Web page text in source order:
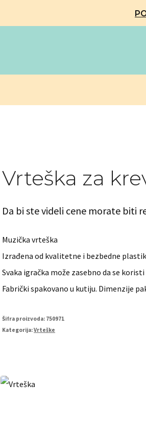
Vrteška za
Da bi ste videli cene morate biti
Muzička vrteška
Izrađena od kvalitetne i bezbedne
Svaka igračka može zasebno da se koristi
Fabrički spakovano u kutiju. Dimenzije
Šifra proizvoda: 750971
Kategorija:Vrteške